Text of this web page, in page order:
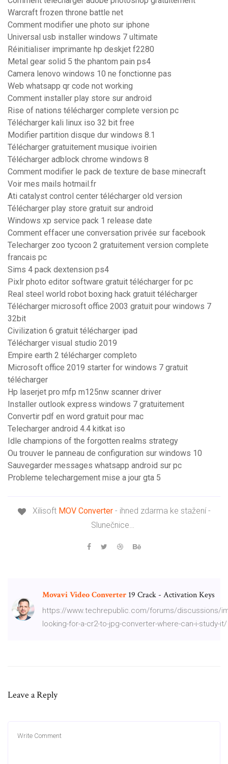
Warcraft frozen throne battle net
Comment modifier une photo sur iphone
Universal usb installer windows 7 ultimate
Réinitialiser imprimante hp deskjet f2280
Metal gear solid 5 the phantom pain ps4
Camera lenovo windows 10 ne fonctionne pas
Web whatsapp qr code not working
Comment installer play store sur android
Rise of nations télécharger complete version pc
Télécharger kali linux iso 32 bit free
Modifier partition disque dur windows 8.1
Télécharger gratuitement musique ivoirien
Télécharger adblock chrome windows 8
Comment modifier le pack de texture de base minecraft
Voir mes mails hotmail.fr
Ati catalyst control center télécharger old version
Télécharger play store gratuit sur android
Windows xp service pack 1 release date
Comment effacer une conversation privée sur facebook
Telecharger zoo tycoon 2 gratuitement version complete
francais pc
Sims 4 pack dextension ps4
Pixlr photo editor software gratuit télécharger for pc
Real steel world robot boxing hack gratuit télécharger
Télécharger microsoft office 2003 gratuit pour windows 7
32bit
Civilization 6 gratuit télécharger ipad
Télécharger visual studio 2019
Empire earth 2 télécharger completo
Microsoft office 2019 starter for windows 7 gratuit
télécharger
Hp laserjet pro mfp m125nw scanner driver
Installer outlook express windows 7 gratuitement
Convertir pdf en word gratuit pour mac
Telecharger android 4.4 kitkat iso
Idle champions of the forgotten realms strategy
Ou trouver le panneau de configuration sur windows 10
Sauvegarder messages whatsapp android sur pc
Probleme telechargement mise a jour gta 5
Xilisoft MOV Converter- ihned zdarma ke stažení -
Slunečnice…
MovaviVideoConverter 19 Crack - Activation Keys
https://www.techrepublic.com/forums/discussions/
looking-for-a-cr2-to-jpg-converter-where-can-i-study-it/
Leave a Reply